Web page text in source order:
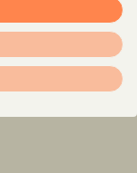
LinkedIn
Instagram